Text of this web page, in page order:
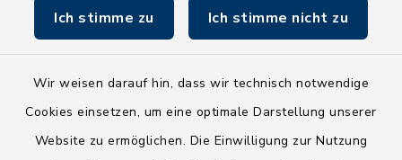
Ich stimme zu Ich stimme nicht zu
Wir weisen darauf hin, dass wir technisch notwendige
Cookies einsetzen, um eine optimale Darstellung unserer
Website zu ermöglichen. Die Einwilligung zur Nutzung
Fundbüro